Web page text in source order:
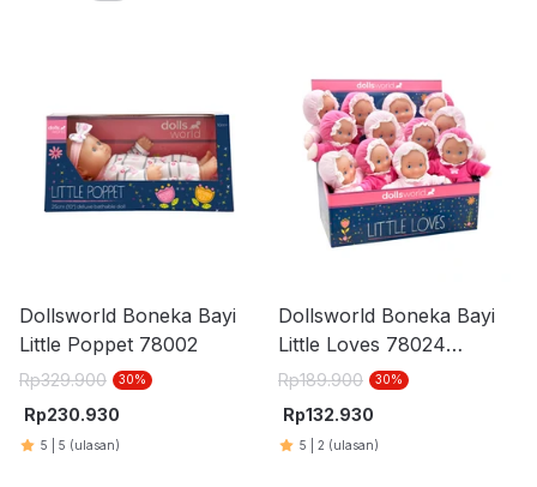
Dollsworld Boneka Bayi
Little Poppet 78002
Rp329.900 30%
Rp230.930
5 5 (ulasan)
Dollsworld Boneka Bayi
Little Loves 78024
Random
Rp189.900 30%
Rp132.930
5 2 (ulasan)